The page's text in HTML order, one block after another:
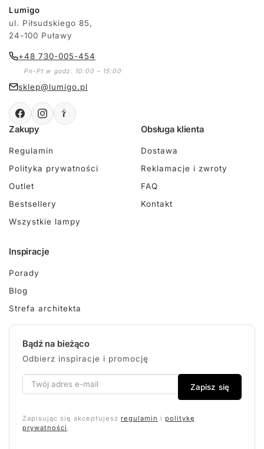
Lumigo
ul. Piłsudskiego 85,
24-100 Puławy
+48 730-005-454
Pn-Pt w godz. 10:00 – 15:00
sklep@lumigo.pl
Zakupy
Regulamin
Polityka prywatności
Outlet
Bestsellery
Wszystkie lampy
Obsługa klienta
Dostawa
Reklamacje i zwroty
FAQ
Kontakt
Inspiracje
Porady
Blog
Strefa architekta
Bądź na bieżąco
Odbierz inspiracje i promocję
Zapisz się
Zapisując się akceptujesz regulamin i politykę
prywatności .